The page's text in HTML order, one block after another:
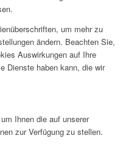
um mehr zu
ändern. Beachten Sie,
Auswirkungen auf Ihre
Dienste haben kann, die wir
Ihnen die auf unserer
zur Verfügung zu stellen.